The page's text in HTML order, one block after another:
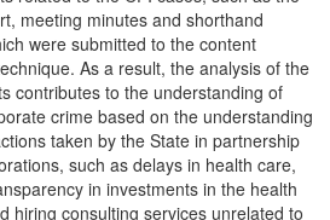
meeting minutes and shorthand
were submitted to the content
As a result, the analysis of the
contributes to the understanding of
crime based on the understanding
taken by the State in partnership
such as delays in health care,
in investments in the health
hiring consulting services unrelated to